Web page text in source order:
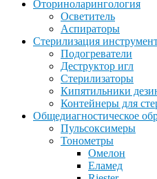
Оториноларингология
Осветитель
Аспираторы
Стерилизация
Подогреватели
Деструктор игл
Стерилизаторы
Кипятильники
Контейнеры для
Общедиагностическое
Пульсоксимеры
Тонометры
Омелон
Еламед